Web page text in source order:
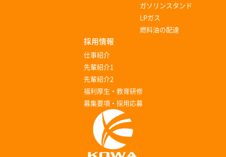
ガソリンスタンド
LPガス
燃料油の配達
採用情報
仕事紹介
先輩紹介1
先輩紹介2
福利厚生・教育研修
募集要項・採用応募